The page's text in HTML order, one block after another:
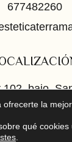
677482260
102, bajo,
de la
ofrecerte la
qué cookies